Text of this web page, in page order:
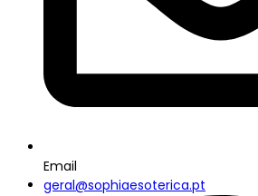
Email
geral@sophiaesoterica.pt